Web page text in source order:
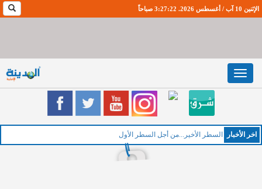
الإثنين 10 آب / أغسطس 2026. 3:27:23 صباحاً
Toggle
navigation
اخر اﻷخبار الخمي